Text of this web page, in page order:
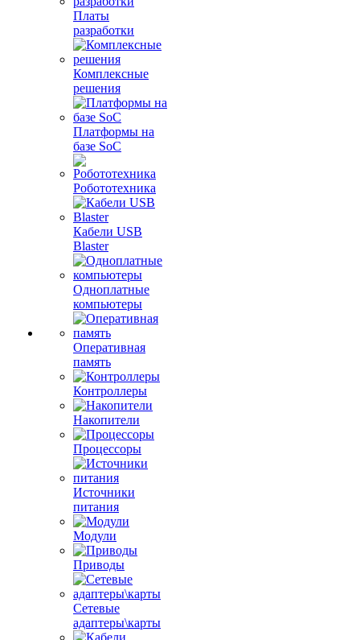
Платы
разработки
Комплексные
решения
Платформы на
базе SoC
Робототехника
Кабели USB
Blaster
Одноплатные
компьютеры
Оперативная
память
Контроллеры
Накопители
Процессоры
Источники
питания
Модули
Приводы
Сетевые
адаптеры\карты